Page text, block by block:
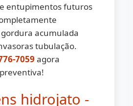
entupimentos futuros
acumulada
tubulação.
7059 agora
hidrojato -